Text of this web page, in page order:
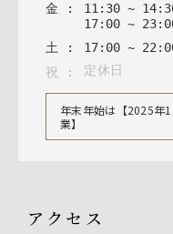
金 : 11: 30 ~ 14:
17: 00 ~ 23:
土 : 17: 00 ~ 22:
祝 : 定休日
年末年始は【2025年
業】
アクセス